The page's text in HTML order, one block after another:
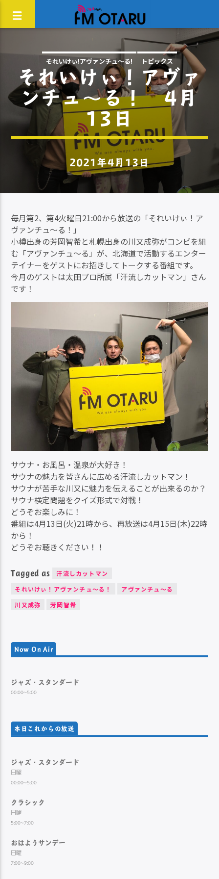
それいけぃ!アヴァンチュ〜る! トピックス
それいけぃ！アヴァ
ンチュ～る！ 4月
13日
2021年4月13日
毎月第2、第4火曜日21:00から放送の「それいけぃ！ア
ヴァンチュ～る！」
小樽出身の芳岡智希と札幌出身の川又成弥がコンビを組
む「アヴァンチュ～る」が、北海道で活動するエンター
テイナーをゲストにお招きしてトークする番組です。
今月のゲストは太田プロ所属「汗流しカットマン」さん
です！
サウナ・お風呂・温泉が大好き！
サウナの魅力を皆さんに広める汗流しカットマン！
サウナが苦手な川又に魅力を伝えることが出来るのか？
サウナ検定問題をクイズ形式で対戦！
どうぞお楽しみに！
番組は4月13日(火)21時から、再放送は4月15日(木)22時
から！
どうぞお聴きください！！
Tagged as
汗流しカットマン
それいけぃ！アヴァンチュ～る！
アヴァンチュ～る
川又成弥
芳岡智希
Now On Air
ジャズ・スタンダード
00:00~5:00
本日これからの放送
ジャズ・スタンダード
日曜
00:00~5:00
クラシック
日曜
5:00~7:00
おはようサンデー
日曜
7:00~9:00